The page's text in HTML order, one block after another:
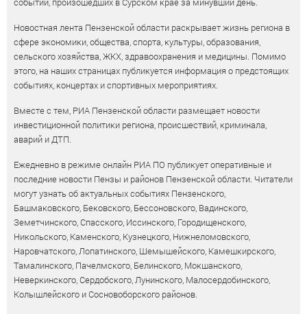
Новостная лента Пензенской области раскрывает жизнь региона в
сфере экономики, общества, спорта, культуры, образования,
сельского хозяйства, ЖКХ, здравоохранения и медицины. Помимо
этого, на наших страницах публикуется информация о предстоящих
событиях, концертах и спортивных мероприятиях.
Вместе с тем, РИА Пензенской области размещает новости
инвестиционной политики региона, происшествий, криминала,
аварий и ДТП.
Ежедневно в режиме онлайн РИА ПО публикует оперативные и
последние новости Пензы и районов Пензенской области. Читатели
могут узнать об актуальных событиях Пензенского,
Башмаковского, Бековского, Бессоновского, Вадинского,
Земетчинского, Спасского, Иссинского, Городищенского,
Никольского, Каменского, Кузнецкого, Нижнеломовского,
Наровчатского, Лопатинского, Шемышейского, Камешкирского,
Тамалинского, Пачелмского, Белинского, Мокшанского,
Неверкинского, Сердобского, Лунинского, Малосердобинского,
Колышлейского и Сосновоборского районов.